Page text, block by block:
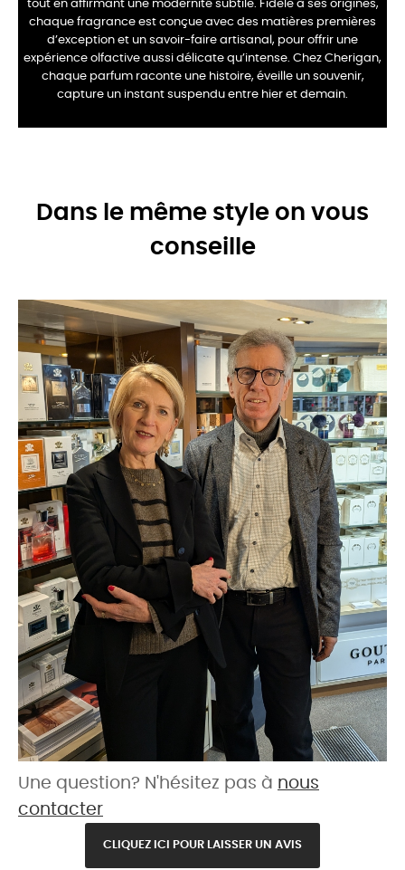
tout en affirmant une modernité subtile. Fidèle à ses origines,
chaque fragrance est conçue avec des matières premières
d’exception et un savoir-faire artisanal, pour offrir une
expérience olfactive aussi délicate qu’intense. Chez Cherigan,
chaque parfum raconte une histoire, éveille un souvenir,
capture un instant suspendu entre hier et demain.
Dans le même style on vous
conseille
Une question? N'hésitez pas à nous
contacter
CLIQUEZ ICI POUR LAISSER UN AVIS